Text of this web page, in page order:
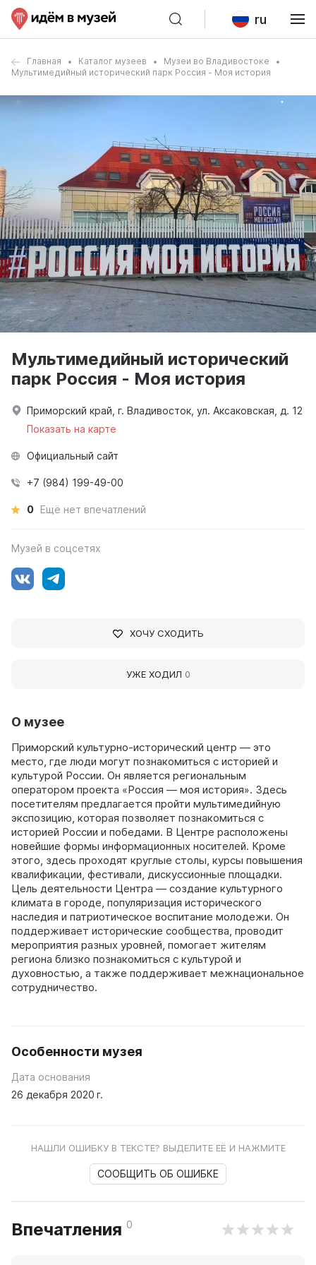
ru
Главная Каталог музеев
Музеи во Владивостоке
Мультимедийный исторический парк Россия - Моя история
О музее
Приморский культурно-исторический центр — это
место, где люди могут познакомиться с историей и
культурой России. Он является региональным
оператором проекта «Россия — моя история». Здесь
посетителям предлагается пройти мультимедийную
экспозицию, которая позволяет познакомиться с
историей России и победами. В Центре расположены
новейшие формы информационных носителей. Кроме
этого, здесь проходят круглые столы, курсы повышения
квалификации, фестивали, дискуссионные площадки.
Цель деятельности Центра — создание культурного
климата в городе, популяризация исторического
наследия и патриотическое воспитание молодежи. Он
поддерживает исторические сообщества, проводит
мероприятия разных уровней, помогает жителям
региона близко познакомиться с культурой и
духовностью, а также поддерживает межнациональное
сотрудничество.
Особенности музея
Дата основания
26 декабря 2020 г.
НАШЛИ ОШИБКУ В ТЕКСТЕ? ВЫДЕЛИТЕ ЕЁ И НАЖМИТЕ
СООБЩИТЬ ОБ ОШИБКЕ
Впечатления 0
Мультимедийный исторический
парк Россия - Моя история
Приморский край, г. Владивосток, ул. Аксаковская, д. 12
Показать на карте
Официальный сайт
+7 (984) 199-49-00
0 Ещё нет впечатлений
Музей в соцсетях
ХОЧУ СХОДИТЬ
УЖЕ ХОДИЛ 0